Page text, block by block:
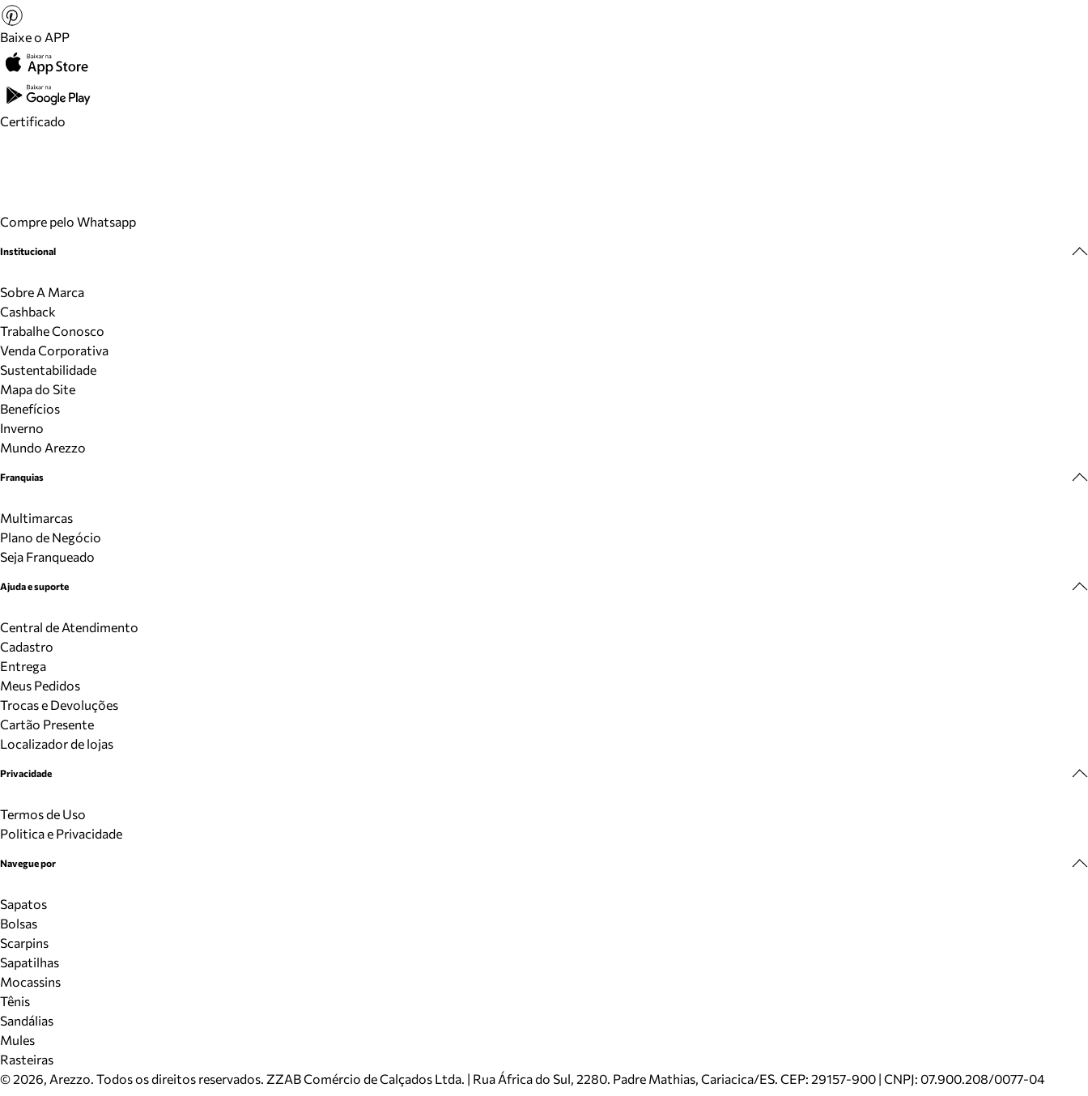
Baixe o APP
Certificado
Compre pelo Whatsapp
Institucional
Sobre A Marca
Cashback
Trabalhe Conosco
Venda Corporativa
Sustentabilidade
Mapa do Site
Benefícios
Inverno
Mundo Arezzo
Franquias
Multimarcas
Plano de Negócio
Seja Franqueado
Ajuda e suporte
Central de Atendimento
Cadastro
Entrega
Meus Pedidos
Trocas e Devoluções
Cartão Presente
Localizador de lojas
Privacidade
Termos de Uso
Politica e Privacidade
Navegue por
Sapatos
Bolsas
Scarpins
Sapatilhas
Mocassins
Tênis
Sandálias
Mules
Rasteiras
©2026, Arezzo. Todos os direitos reservados. ZZAB Comércio de Calçados Ltda. | Rua África do Sul, 2280. Padre Mathias, Cariacica/ES. CEP: 29157-900 | CNPJ: 07.900.208/0077-04